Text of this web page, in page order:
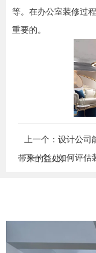
等。在办公室装修过
重要的。
上一个：设计公
带来的益处）
下一个：如何评估